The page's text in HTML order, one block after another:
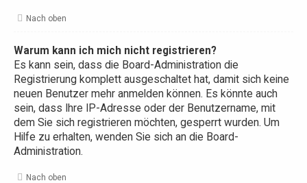
Nach oben
Warum kann ich mich nicht registrieren?
Es kann sein, dass die Board-Administration die
Registrierung komplett ausgeschaltet hat, damit sich keine
neuen Benutzer mehr anmelden können. Es könnte auch
sein, dass Ihre IP-Adresse oder der Benutzername, mit
dem Sie sich registrieren möchten, gesperrt wurden. Um
Hilfe zu erhalten, wenden Sie sich an die Board-
Administration.
Nach oben